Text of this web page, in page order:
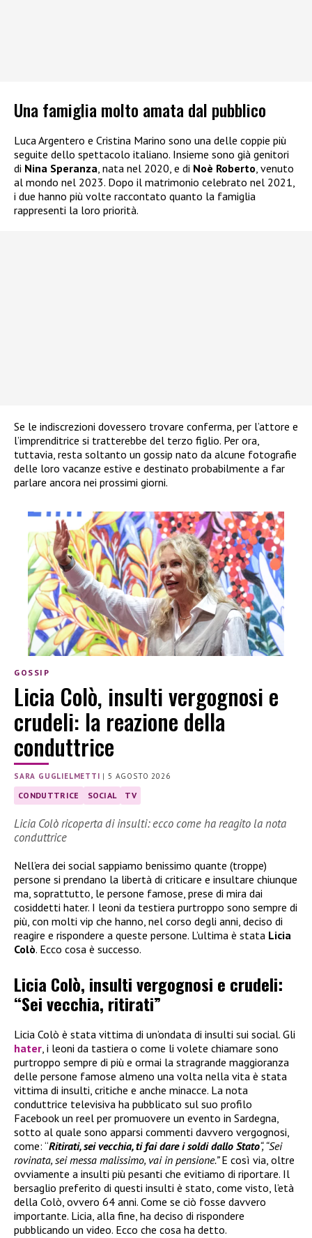
Una famiglia molto amata dal pubblico
Luca Argentero e Cristina Marino sono una delle coppie più
seguite dello spettacolo italiano. Insieme sono già genitori
di Nina Speranza , nata nel 2020, e di Noè Roberto , venuto
al mondo nel 2023. Dopo il matrimonio celebrato nel 2021,
i due hanno più volte raccontato quanto la famiglia
rappresenti la loro priorità.
Se le indiscrezioni dovessero trovare conferma, per l’attore e
l’imprenditrice si tratterebbe del terzo figlio. Per ora,
tuttavia, resta soltanto un gossip nato da alcune fotografie
delle loro vacanze estive e destinato probabilmente a far
parlare ancora nei prossimi giorni.
GOSSIP
Licia Colò, insulti vergognosi e
crudeli: la reazione della
conduttrice
SARA GUGLIELMETTI |5 AGOSTO 2026
CONDUTTRICE SOCIAL TV
Licia Colò ricoperta di insulti: ecco come ha reagito la nota
conduttrice
Nell’era dei social sappiamo benissimo quante (troppe)
persone si prendano la libertà di criticare e insultare chiunque
ma, soprattutto, le persone famose, prese di mira dai
cosiddetti hater. I leoni da testiera purtroppo sono sempre di
più, con molti vip che hanno, nel corso degli anni, deciso di
reagire e rispondere a queste persone. L’ultima è stata Licia
Colò. Ecco cosa è successo.
Licia Colò, insulti vergognosi e crudeli:
“Sei vecchia, ritirati”
Licia Colò è stata vittima di un’ondata di insulti sui social. Gli
hater, i leoni da tastiera o come li volete chiamare sono
purtroppo sempre di più e ormai la stragrande maggioranza
delle persone famose almeno una volta nella vita è stata
vittima di insulti, critiche e anche minacce. La nota
conduttrice televisiva ha pubblicato sul suo profilo
Facebook un reel per promuovere un evento in Sardegna,
sotto al quale sono apparsi commenti davvero vergognosi,
come: “Ritirati, sei vecchia, ti fai dare i soldi dallo Stato“, “Sei
rovinata, sei messa malissimo, vai in pensione.”E così via, oltre
ovviamente a insulti più pesanti che evitiamo di riportare. Il
bersaglio preferito di questi insulti è stato, come visto, l’età
della Colò, ovvero 64 anni. Come se ciò fosse davvero
importante. Licia, alla fine, ha deciso di rispondere
pubblicando un video. Ecco che cosa ha detto.